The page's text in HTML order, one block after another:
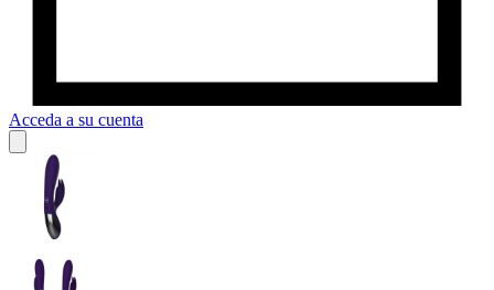
Acceda a su cuenta